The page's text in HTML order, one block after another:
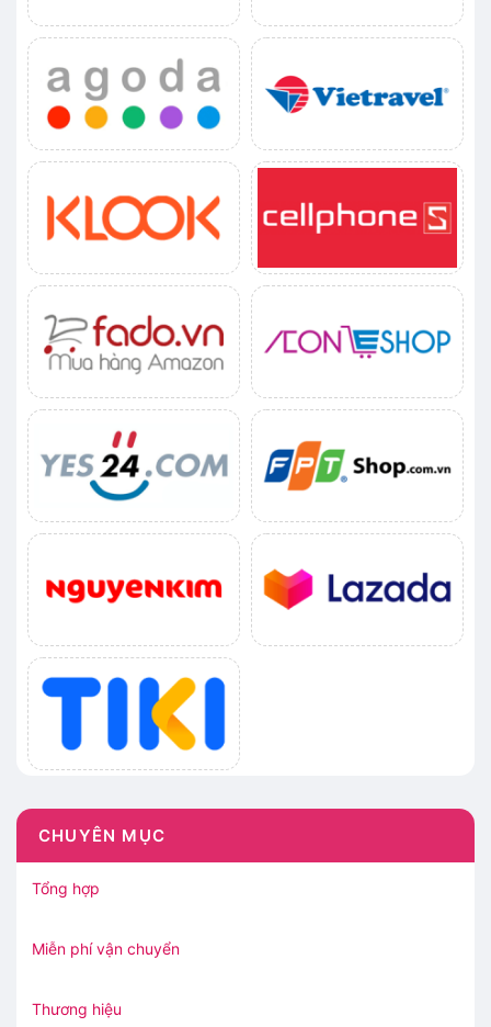
CHUYÊN MỤC
Tổng hợp
Miễn phí vận chuyển
Thương hiệu